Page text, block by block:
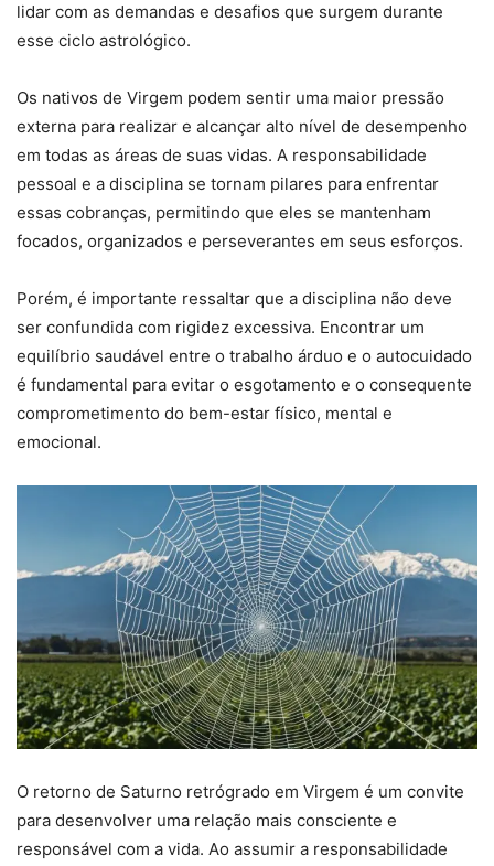
lidar com as demandas e desafios que surgem durante
esse ciclo astrológico.
Os nativos de Virgem podem sentir uma maior pressão
externa para realizar e alcançar alto nível de desempenho
em todas as áreas de suas vidas. A responsabilidade
pessoal e a disciplina se tornam pilares para enfrentar
essas cobranças, permitindo que eles se mantenham
focados, organizados e perseverantes em seus esforços.
Porém, é importante ressaltar que a disciplina não deve
ser confundida com rigidez excessiva. Encontrar um
equilíbrio saudável entre o trabalho árduo e o autocuidado
é fundamental para evitar o esgotamento e o consequente
comprometimento do bem-estar físico, mental e
emocional.
O retorno de Saturno retrógrado em Virgem é um convite
para desenvolver uma relação mais consciente e
responsável com a vida. Ao assumir a responsabilidade